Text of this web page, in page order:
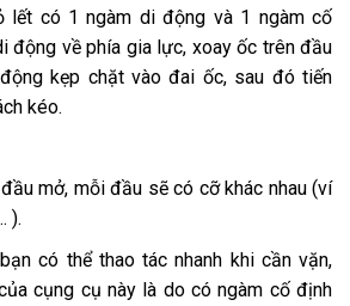
lết có 1 ngàm di động và 1 ngàm cố
động về phía gia lực, xoay ốc trên đầu
kẹp chặt vào đai ốc, sau đó tiến
kéo.
mở, mỗi đầu sẽ có cỡ khác nhau (ví
).
có thể thao tác nhanh khi cần vặn,
cụng cụ này là do có ngàm cố định